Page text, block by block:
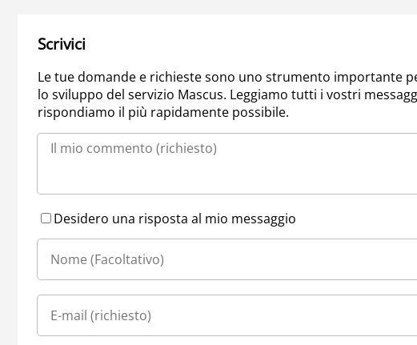
Scrivici
Le tue domande e richieste sono uno strumento importante
lo sviluppo del servizio Mascus. Leggiamo tutti i vostri
rispondiamo il più rapidamente possibile.
Desidero una risposta al mio messaggio